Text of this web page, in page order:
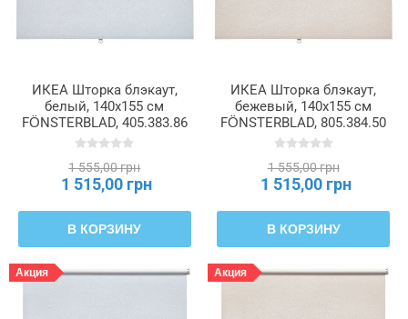
ИКЕА Шторка блэкаут,
белый, 140x155 см
FÖNSTERBLAD, 405.383.86
1 555,00 грн
1 515,00 грн
В КОРЗИНУ
ИКЕА Шторка блэкаут,
бежевый, 140x155 см
FÖNSTERBLAD, 805.384.50
1 555,00 грн
1 515,00 грн
В КОРЗИНУ
Акция Акция